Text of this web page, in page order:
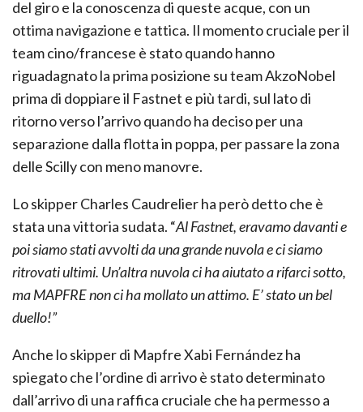
del giro e la conoscenza di queste acque, con un
ottima navigazione e tattica. Il momento cruciale per il
team cino/francese è stato quando hanno
riguadagnato la prima posizione su team AkzoNobel
prima di doppiare il Fastnet e più tardi, sul lato di
ritorno verso l’arrivo quando ha deciso per una
separazione dalla flotta in poppa, per passare la zona
delle Scilly con meno manovre.
Lo skipper Charles Caudrelier ha però detto che è
stata una vittoria sudata. “Al Fastnet, eravamo davanti e
poi siamo stati avvolti da una grande nuvola e ci siamo
ritrovati ultimi. Un’altra nuvola ci ha aiutato a rifarci sotto,
ma MAPFRE non ci ha mollato un attimo. E’ stato un bel
duello!”
Anche lo skipper di Mapfre Xabi Fernández ha
spiegato che l’ordine di arrivo è stato determinato
dall’arrivo di una raffica cruciale che ha permesso a